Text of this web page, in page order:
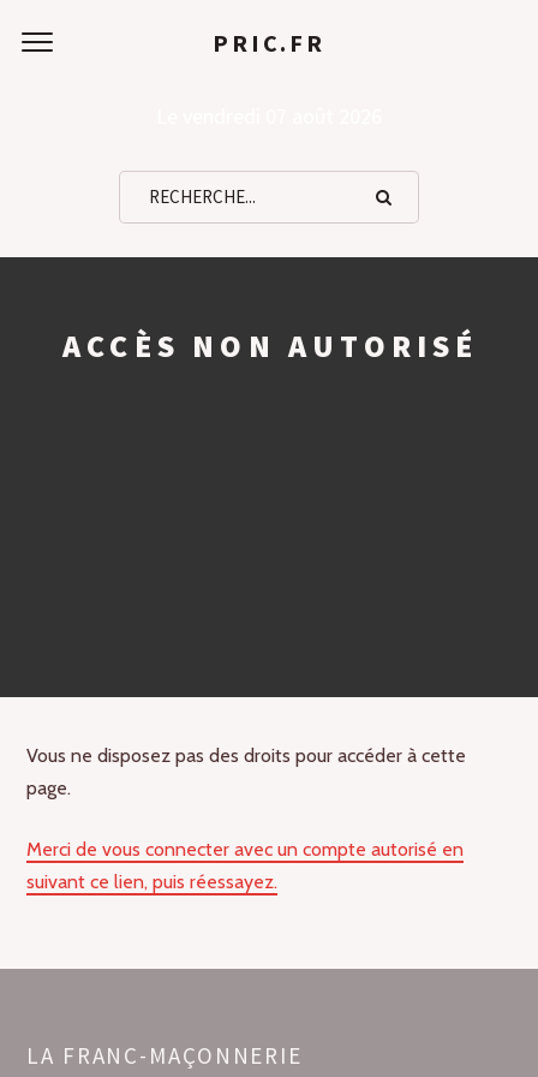
PRIC.FR
ACCÈS NON AUTORISÉ
Vous ne disposez pas des droits pour accéder à cette
page.
Merci de vous connecter avec un compte autorisé en
suivant ce lien, puis réessayez.
LA FRANC-MAÇONNERIE